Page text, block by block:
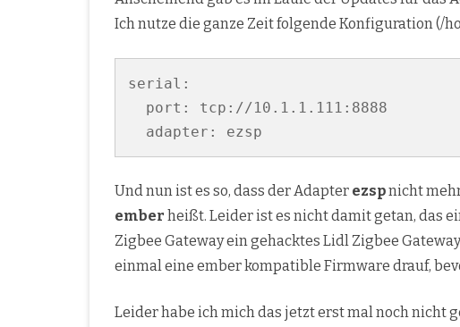
Ich nutze die ganze Zeit folgende Konfiguration (/
serial:
  port: tcp://10.1.1.111:8888
  adapter: ezsp
Und nun ist es so, dass der Adapter ezspnicht
ember heißt. Leider ist es nicht damit getan, das
Zigbee Gateway ein gehacktes Lidl Zigbee
einmal eine ember kompatible Firmware drauf,
Leider habe ich mich das jetzt erst mal noch nicht